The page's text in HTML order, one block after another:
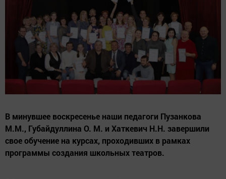
В минувшее воскресенье наши педагоги Пузанкова
М.М., Губайдуллина О. М. и Хаткевич Н.Н. завершили
свое обучение на курсах, проходивших в рамках
программы создания школьных театров.